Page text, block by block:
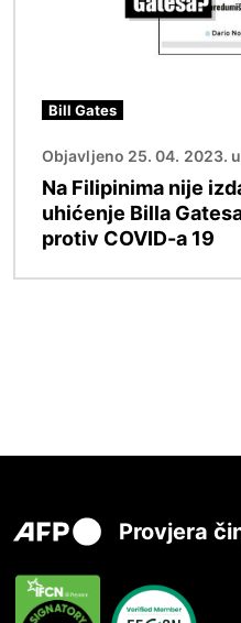
Bill Gates
Objavljeno 25. 04. 2023.
Na Filipinima nije
uhićenje Billa
protiv COVID-a 19
Provjera